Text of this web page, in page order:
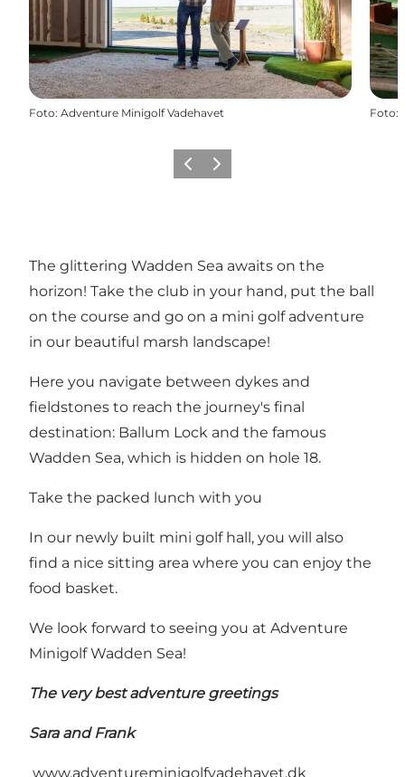
Foto: Adventure Minigolf Vadehavet Foto:
Föregående
Nästa
The glittering Wadden Sea awaits on the
horizon! Take the club in your hand, put the ball
on the course and go on a mini golf adventure
in our beautiful marsh landscape!
Here you navigate between dykes and
fieldstones to reach the journey's final
destination: Ballum Lock and the famous
Wadden Sea, which is hidden on hole 18.
Take the packed lunch with you
In our newly built mini golf hall, you will also
find a nice sitting area where you can enjoy the
food basket.
We look forward to seeing you at Adventure
Minigolf Wadden Sea!
The very best adventure greetings
Sara and Frank
www.adventureminigolfvadehavet.dk